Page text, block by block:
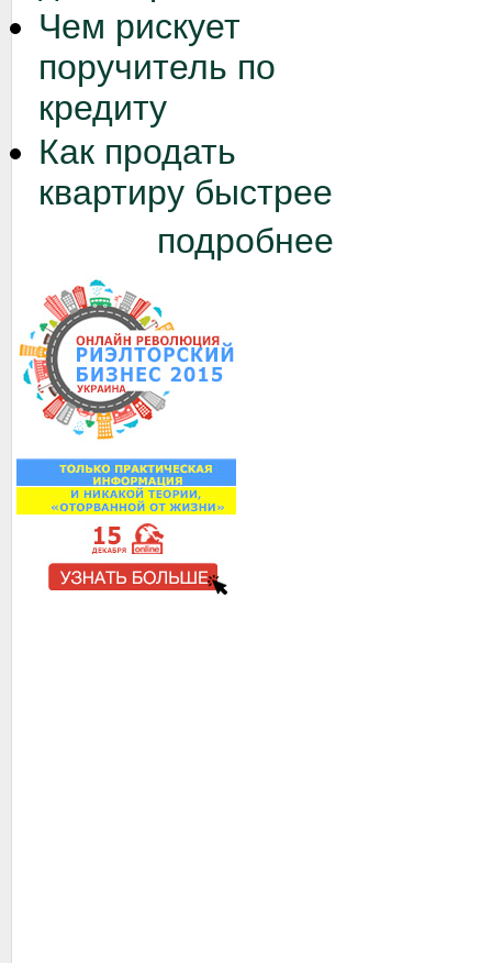
Чем рискует
поручитель по
кредиту
Как продать
квартиру быстрее
подробнее